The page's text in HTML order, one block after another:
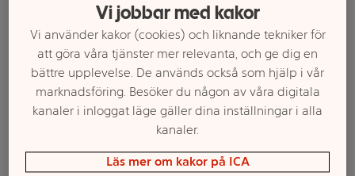
Vi jobbar med kakor
Vi använder kakor (cookies) och liknande tekniker för
att göra våra tjänster mer relevanta, och ge dig en
bättre upplevelse. De används också som hjälp i vår
marknadsföring. Besöker du någon av våra digitala
kanaler i inloggat läge gäller dina inställningar i alla
kanaler.
Läs mer om kakor på ICA